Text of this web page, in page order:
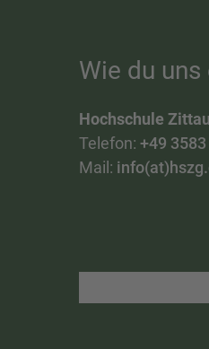
Wie du
Hochschule
Telefon: +49
Mail: